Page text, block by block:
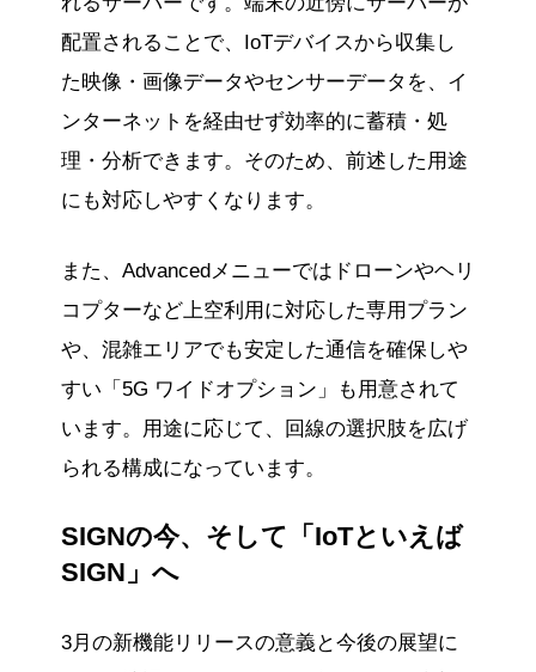
配置されることで、IoTデバイスから収集し
た映像・画像データやセンサーデータを、イ
ンターネットを経由せず効率的に蓄積・処
理・分析できます。そのため、前述した用途
にも対応しやすくなります。
また、Advancedメニューではドローンやヘリ
コプターなど上空利用に対応した専用プラン
や、混雑エリアでも安定した通信を確保しや
すい「5G ワイドオプション」も用意されて
います。用途に応じて、回線の選択肢を広げ
られる構成になっています。
SIGNの今、そして「IoTといえば
SIGN」へ
3月の新機能リリースの意義と今後の展望に